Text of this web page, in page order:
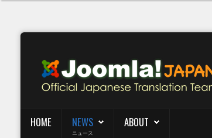
HOME NEWS
ニュース
ABOUT